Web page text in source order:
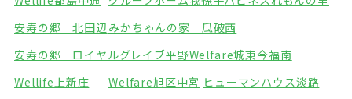
安寿の郷 北田辺 みかちゃんの家 瓜破西
安寿の郷 ロイヤルグレイブ平野Welfare城東今福南
Wellife上新庄
Welfare旭区中宮 ヒューマンハウス淡路